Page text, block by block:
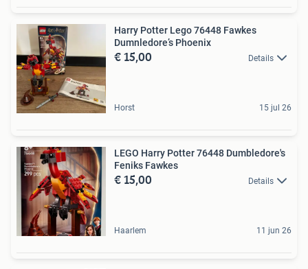
Harry Potter Lego 76448 Fawkes
Dumnledore’s Phoenix
€ 15,00 Details
Horst 15 jul 26
LEGO Harry Potter 76448 Dumbledore's
Feniks Fawkes
€ 15,00 Details
Haarlem 11 jun 26